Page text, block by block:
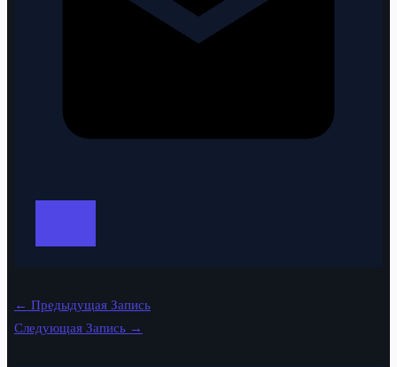
← Предыдущая Запись
Следующая Запись →